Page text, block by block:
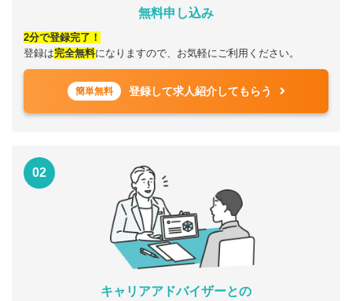
無料申し込み
2分で登録完了！
登録は完全無料になりますので、お気軽にご利用ください。
簡単無料 登録して求人紹介してもらう
02
キャリアアドバイザーとの